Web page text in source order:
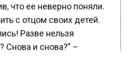
что ее неверно поняли.
с отцом своих детей.
Разве нельзя
Снова и снова?” –